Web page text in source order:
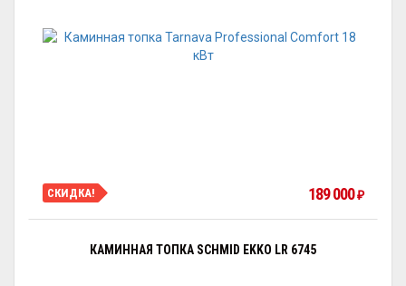
СКИДКА! 189 000₽
КАМИННАЯ ТОПКА SCHMID EKKO LR 6745